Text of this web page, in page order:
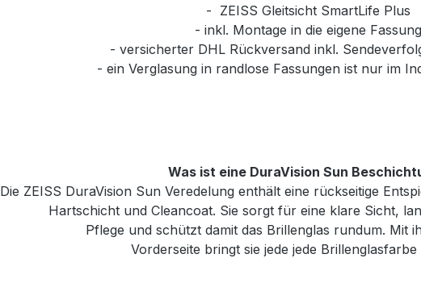
- ZEISS Gleitsicht SmartLife Plus
- inkl. Montage in die eigene Fassung
- versicherter DHL Rückversand inkl.
- ein Verglasung in randlose Fassungen ist nur im
Was ist eine DuraVision Sun
Die ZEISS DuraVision Sun Veredelung enthält eine rückseitige
Hartschicht und Cleancoat. Sie sorgt für eine klare Sicht,
Pflege und schützt damit das Brillenglas rundum. Mit
Vorderseite bringt sie jede jede